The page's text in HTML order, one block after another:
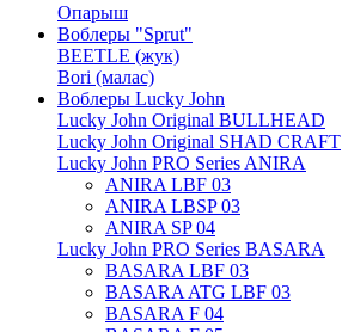
Опарыш
Воблеры "Sprut"
BEETLE (жук)
Bori (малас)
Воблеры Lucky John
Lucky John Original BULLHEAD
Lucky John Original SHAD CRAFT
Lucky John PRO Series ANIRA
ANIRA LBF 03
ANIRA LBSP 03
ANIRA SP 04
Lucky John PRO Series BASARA
BASARA LBF 03
BASARA ATG LBF 03
BASARA F 04